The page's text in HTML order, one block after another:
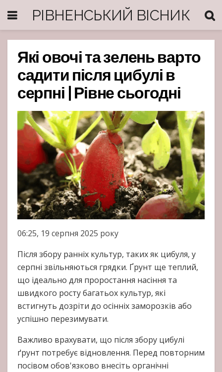
РІВНЕНСЬКИЙ ВІСНИК
Які овочі та зелень варто
садити після цибулі в
серпні | Рівне сьогодні
06:25, 19 серпня 2025 року
Після збору ранніх культур, таких як цибуля, у
серпні звільняються грядки. Ґрунт ще теплий,
що ідеально для проростання насіння та
швидкого росту багатьох культур, які
встигнуть дозріти до осінніх заморозків або
успішно перезимувати.
Важливо врахувати, що після збору цибулі
ґрунт потребує відновлення. Перед повторним
посівом обов'язково внесіть органічні